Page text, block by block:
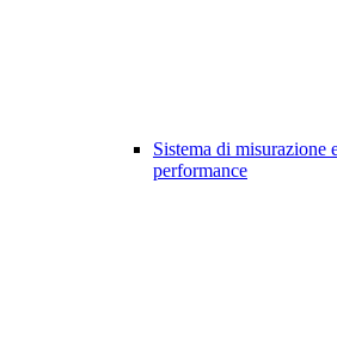
Sistema di misurazione
performance